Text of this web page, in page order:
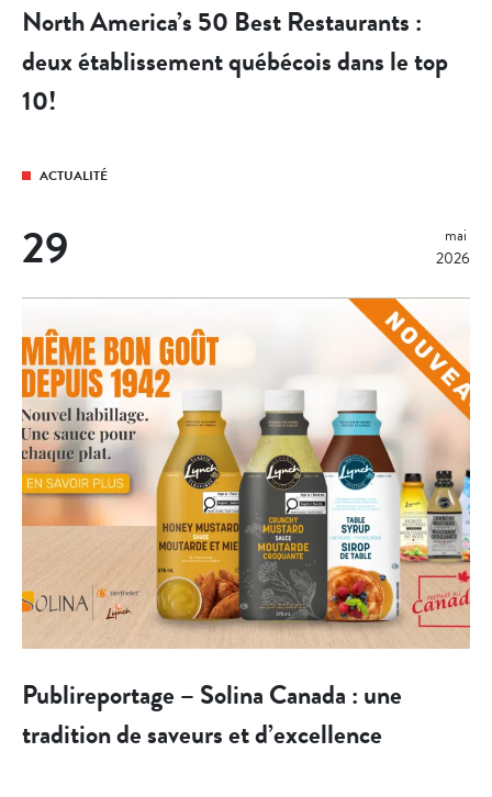
North America’s 50 Best Restaurants :
deux établissement québécois dans le top
10!
ACTUALITÉ
29
mai
2026
Publireportage – Solina Canada : une
tradition de saveurs et d’excellence